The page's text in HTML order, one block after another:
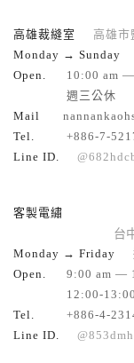
高雄裁縫室
高雄市
Monday → Sunday
Open.
10:00 am
週三公休
Mail
Tel.
+886-7-
Line ID.
客製電繡
台
Monday → Friday
Open.
9:00 am —
12:00-
Tel.
+886-4-
Line ID.